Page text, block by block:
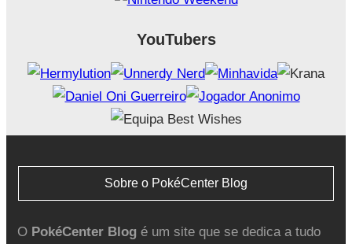
YouTubers
Sobre o PokéCenter Blog
O PokéCenter Blogé um site que se dedica a tudo